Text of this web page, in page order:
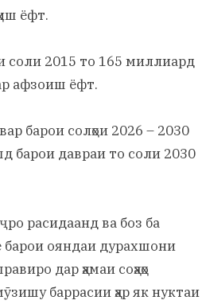
ёфт.
соли 2015 то 165 миллиард
афзоиш ёфт.
барои солҳои 2026 – 2030
барои давраи то соли 2030
расидаанд ва боз ба
барои ояндаи дурахшони
дар ҳамаи соҳаҳо
баррасии ҳар як нуктаи